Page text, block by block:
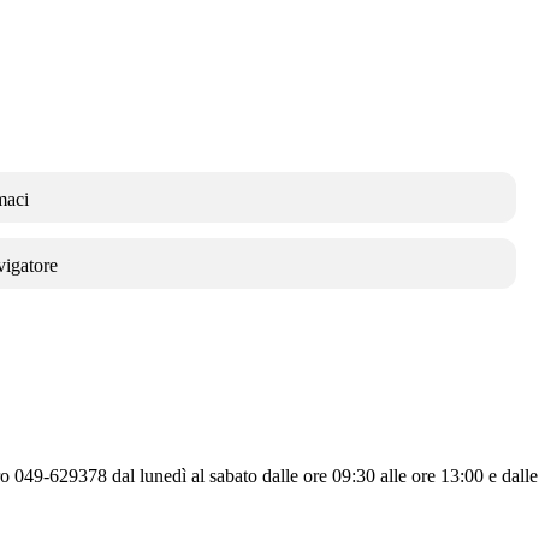
049-629378 dal lunedì al sabato dalle ore 09:30 alle ore 13:00 e